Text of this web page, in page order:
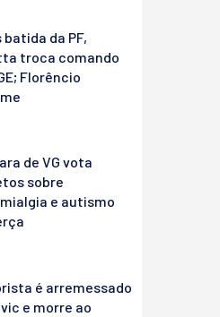
batida da PF,
troca comando
Florêncio
de VG vota
sobre
e autismo
é arremessado
e morre ao